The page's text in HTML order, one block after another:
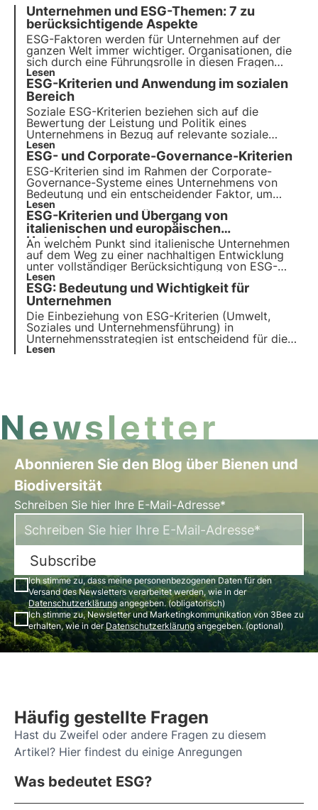
Unternehmen und ESG-Themen: 7 zu
berücksichtigende Aspekte
ESG-Faktoren werden für Unternehmen auf der
ganzen Welt immer wichtiger. Organisationen, die
sich durch eine Führungsrolle in diesen Fragen
auszeichnen, zeigen ein echtes Engagement für
Wachstum, indem sie ESG-Themen in ihre
Unternehmensstrategie integrieren.
Lesen
ESG-Kriterien und Anwendung im sozialen
Bereich
Soziale ESG-Kriterien beziehen sich auf die
Bewertung der Leistung und Politik eines
Unternehmens in Bezug auf relevante soziale
Fragen. Diese Kriterien berücksichtigen die
sozialen Auswirkungen des Unternehmens auf
Stakeholder wie Mitarbeiter, lokale
Gemeinschaften, Kunden und Lieferanten.
Lesen
ESG- und Corporate-Governance-Kriterien
ESG-Kriterien sind im Rahmen der Corporate-
Governance-Systeme eines Unternehmens von
Bedeutung und ein entscheidender Faktor, um
Organisationen, die Nachhaltigkeit als Kern ihres
Geschäftsmodells betrachten, von solchen zu
unterscheiden, die dies aus Gründen der externen
Kommunikation tun.
Lesen
ESG-Kriterien und Übergang von
italienischen und europäischen
Unternehmen
An welchem Punkt sind italienische Unternehmen
auf dem Weg zu einer nachhaltigen Entwicklung
unter vollständiger Berücksichtigung von ESG-
Faktoren? Laut dem ESG Outlook von CRIF ist
Italien auf dem richtigen Weg, aber der Übergang
zu den Zielen der Agenda 2030 zum Schutz der
biologischen Vielfalt ist noch weit entfernt.
Lesen
ESG: Bedeutung und Wichtigkeit für
Unternehmen
Die Einbeziehung von ESG-Kriterien (Umwelt,
Soziales und Unternehmensführung) in
Unternehmensstrategien ist entscheidend für die
Verbesserung der Leistung. In diesem Artikel
Lesen
Newsletter
Abonnieren Sie den Blog über Bienen und
Biodiversität
Schreiben Sie hier Ihre E-Mail-Adresse*
Subscribe
Ich stimme zu, dass meine personenbezogenen Daten für den
Versand des Newsletters verarbeitet werden, wie in der
Datenschutzerklärungangegeben. (obligatorisch)
Ich stimme zu, Newsletter und Marketingkommunikation von 3Bee zu
erhalten, wie in derDatenschutzerklärungangegeben. (optional)
Häufig gestellte Fragen
Hast du Zweifel oder andere Fragen zu diesem
Artikel? Hier findest du einige Anregungen
Was bedeutet ESG?